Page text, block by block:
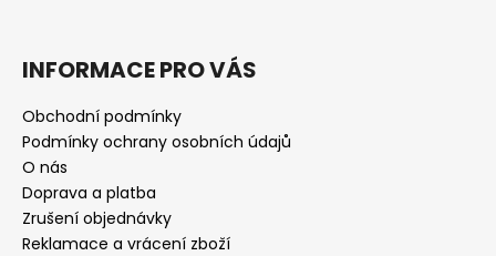
INFORMACE PRO VÁS
Obchodní podmínky
Podmínky ochrany osobních údajů
O nás
Doprava a platba
Zrušení objednávky
Reklamace a vrácení zboží